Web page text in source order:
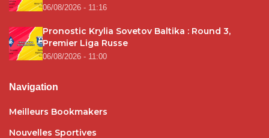
06/08/2026 - 11:16
Pronostic Krylia Sovetov Baltika : Round 3,
Premier Liga Russe
06/08/2026 - 11:00
Navigation
Meilleurs Bookmakers
Nouvelles Sportives